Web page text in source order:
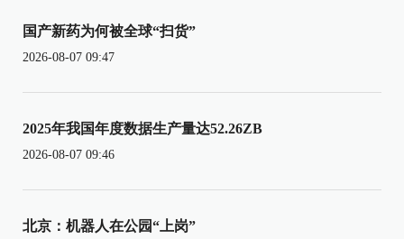
国产新药为何被全球“扫货”
2026-08-07 09:47
2025年我国年度数据生产量达52.26ZB
2026-08-07 09:46
北京：机器人在公园“上岗”